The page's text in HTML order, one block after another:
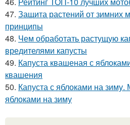
47. Защита растений от зимних
принципы
48. Чем обработать растущую
вредителями капусты
49. Капуста квашеная с
квашения
50. Капуста с яблоками на
яблоками на зиму